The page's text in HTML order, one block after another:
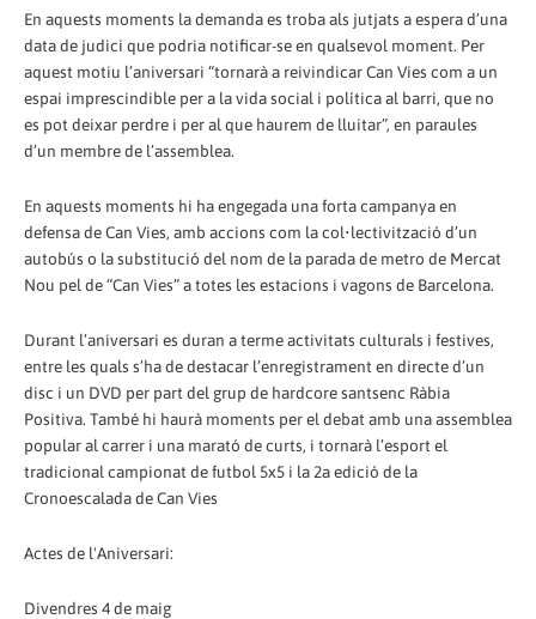
En aquests moments la demanda es troba als jutjats a espera d’una
data de judici que podria notificar-se en qualsevol moment. Per
aquest motiu l’aniversari “tornarà a reivindicar Can Vies com a un
espai imprescindible per a la vida social i política al barri, que no
es pot deixar perdre i per al que haurem de lluitar”, en paraules
d’un membre de l’assemblea.
En aquests moments hi ha engegada una forta campanya en
defensa de Can Vies, amb accions com la col•lectivització d’un
autobús o la substitució del nom de la parada de metro de Mercat
Nou pel de “Can Vies” a totes les estacions i vagons de Barcelona.
Durant l’aniversari es duran a terme activitats culturals i festives,
entre les quals s’ha de destacar l’enregistrament en directe d’un
disc i un DVD per part del grup de hardcore santsenc Ràbia
Positiva. També hi haurà moments per el debat amb una assemblea
popular al carrer i una marató de curts, i tornarà l’esport el
tradicional campionat de futbol 5x5 i la 2a edició de la
Cronoescalada de Can Vies
Actes de l'Aniversari:
Divendres 4 de maig